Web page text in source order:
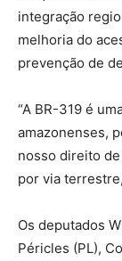
integração
melhoria do
prevenção de
“A BR-319 é
amazonenses,
nosso direito
por via
Os deputados
Péricles (PL),